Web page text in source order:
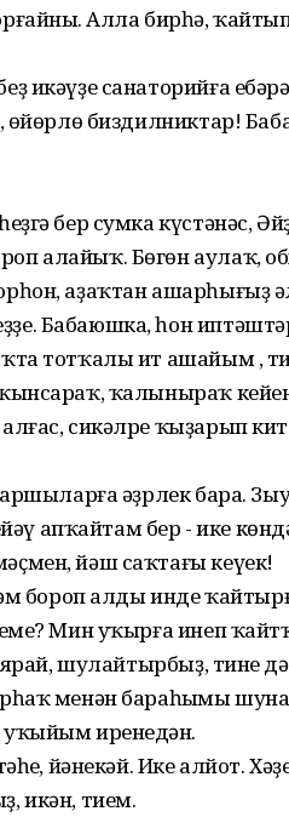
Алла бирһә,
икәүҙе санаторийға
өйөрлө биздилниктар!
бер сумка күстәнәс,
алайыҡ. Бөгөн аулаҡ,
аҙаҡтан ашарһығыҙ
Бабаюшка, һон
тотҡалы ит ашайым ,
ҡалыныраҡ
сикәлре ҡыҙарып
әҙрлек бара.
апҡайтам бер - ике
йәш саҡтағы кеүек!
бороп алды инде
Мин уҡырға инеп
ярай, шулайтырбыҙ,
менән бараһыңмы
иренеңдән.
йәнекәй. Ике алйот.
икән, тием.